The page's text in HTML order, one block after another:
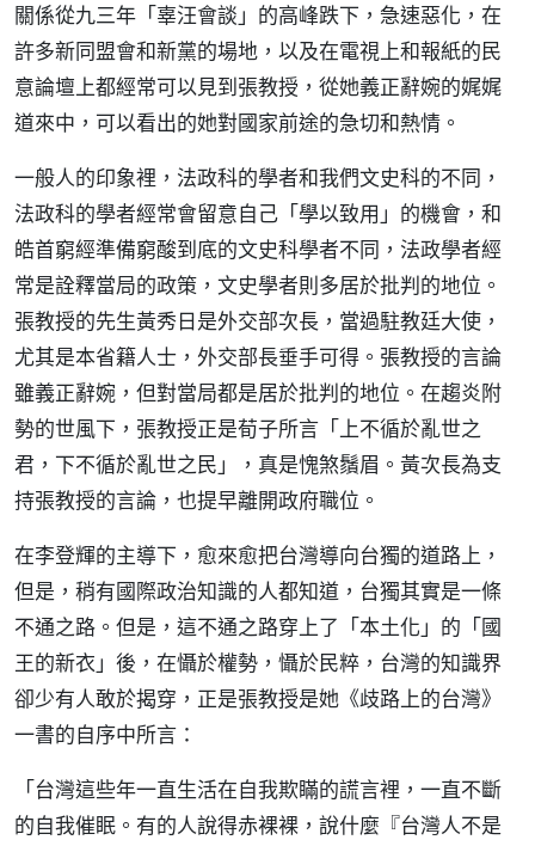
關係從九三年「辜汪會談」的高峰跌下，急速惡化，在
許多新同盟會和新黨的場地，以及在電視上和報紙的民
意論壇上都經常可以見到張教授，從她義正辭婉的娓娓
道來中，可以看出的她對國家前途的急切和熱情。
一般人的印象裡，法政科的學者和我們文史科的不同，
法政科的學者經常會留意自己「學以致用」的機會，和
皓首窮經準備窮酸到底的文史科學者不同，法政學者經
常是詮釋當局的政策，文史學者則多居於批判的地位。
張教授的先生黃秀日是外交部次長，當過駐教廷大使，
尤其是本省籍人士，外交部長垂手可得。張教授的言論
雖義正辭婉，但對當局都是居於批判的地位。在趨炎附
勢的世風下，張教授正是荀子所言「上不循於亂世之
君，下不循於亂世之民」，真是愧煞鬚眉。黃次長為支
持張教授的言論，也提早離開政府職位。
在李登輝的主導下，愈來愈把台灣導向台獨的道路上，
但是，稍有國際政治知識的人都知道，台獨其實是一條
不通之路。但是，這不通之路穿上了「本土化」的「國
王的新衣」後，在懾於權勢，懾於民粹，台灣的知識界
卻少有人敢於揭穿，正是張教授是她《歧路上的台灣》
一書的自序中所言：
「台灣這些年一直生活在自我欺瞞的謊言裡，一直不斷
的自我催眠。有的人說得赤裸裸，說什麼『台灣人不是